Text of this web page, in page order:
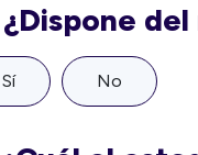
¿Dispone
Sí No